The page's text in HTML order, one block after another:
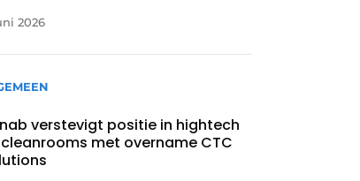
2026
verstevigt positie in hightech
met overname CTC